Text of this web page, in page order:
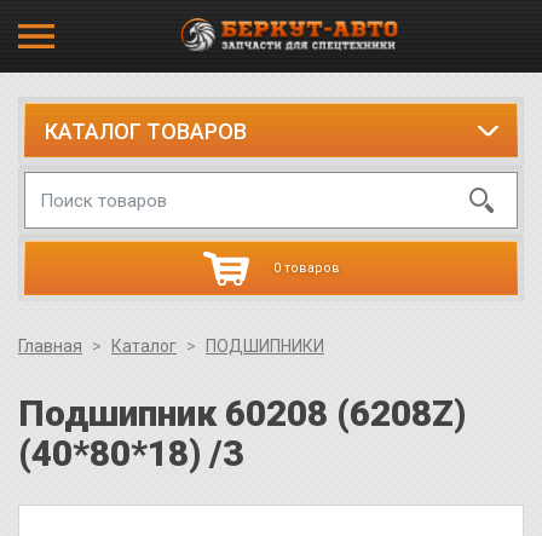
КАТАЛОГ ТОВАРОВ
0 товаров
Главная Каталог ПОДШИПНИКИ
Подшипник 60208 (6208Z)
(40*80*18) /3